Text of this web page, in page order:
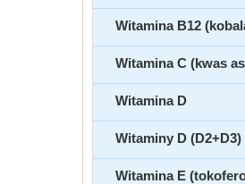
Witamina B12
Witamina C (kwas
Witamina D
Witaminy D (D2+D3)
Witamina E